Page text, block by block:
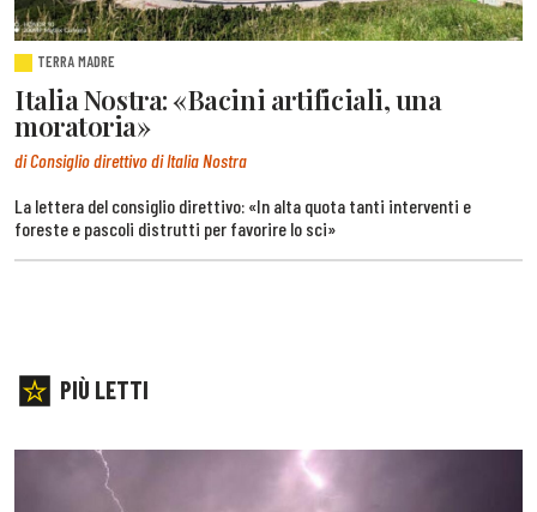
TERRA MADRE
Italia Nostra: «Bacini artificiali, una
moratoria»
di Consiglio direttivo di Italia Nostra
La lettera del consiglio direttivo: «In alta quota tanti interventi e
foreste e pascoli distrutti per favorire lo sci»
PIÙ LETTI